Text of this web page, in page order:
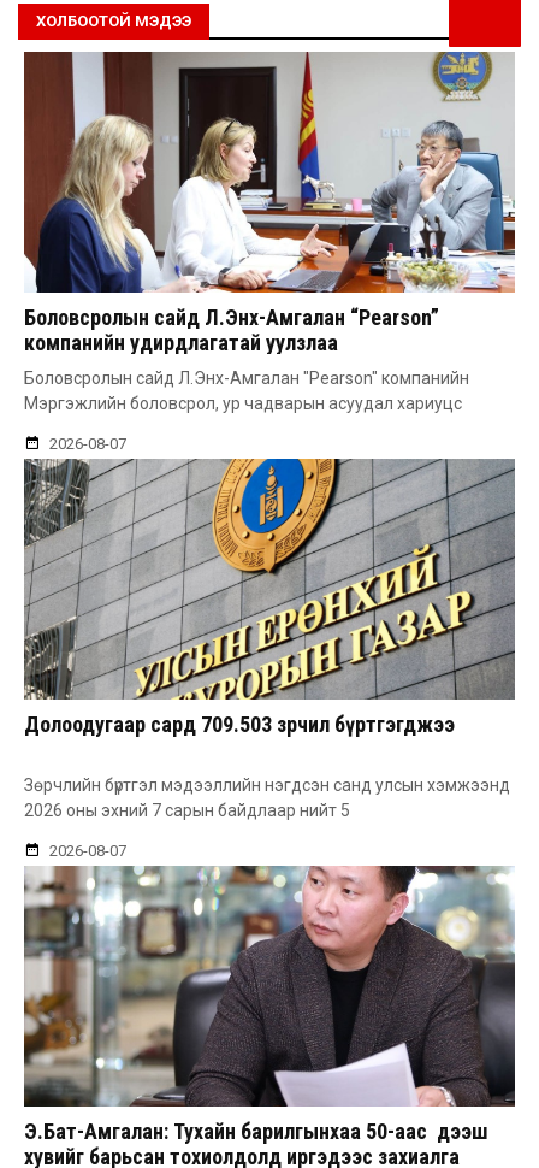
ХОЛБООТОЙ МЭДЭЭ
Боловсролын сайд Л.Энх-Амгалан “Pearson”
компанийн удирдлагатай уулзлаа
Боловсролын сайд Л.Энх-Амгалан "Pearson" компанийн
Мэргэжлийн боловсрол, ур чадварын асуудал хариуцс
2026-08-07
Долоодугаар сард 709.503 зөрчил бүртгэгджээ
Зөрчлийн бүртгэл мэдээллийн нэгдсэн санд улсын хэмжээнд
2026 оны эхний 7 сарын байдлаар нийт 5
2026-08-07
Э.Бат-Амгалан: Тухайн барилгынхаа 50-аас дээш
хувийг барьсан тохиолдолд иргэдээс захиалга